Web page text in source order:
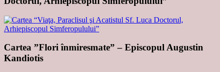
Cartea ”Flori înmiresmate” – Episcopul Augustin
Kandiotis